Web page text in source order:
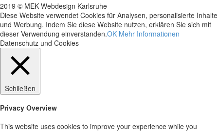
2019 © MEK Webdesign Karlsruhe
Diese Website verwendet Cookies für Analysen, personalisierte Inhalte
und Werbung. Indem Sie diese Website nutzen, erklären Sie sich mit
dieser Verwendung einverstanden.OK Mehr Informationen
Datenschutz und Cookies
Schließen
Privacy Overview
This website uses cookies to improve your experience while you